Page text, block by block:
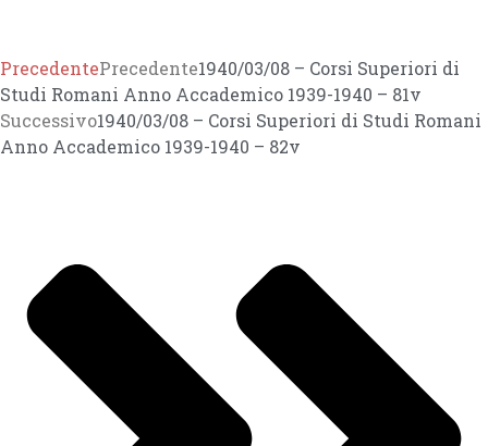
PrecedentePrecedente1940/03/08 – Corsi Superiori di
Studi Romani Anno Accademico 1939-1940 – 81v
Successivo1940/03/08 – Corsi Superiori di Studi Romani
Anno Accademico 1939-1940 – 82v